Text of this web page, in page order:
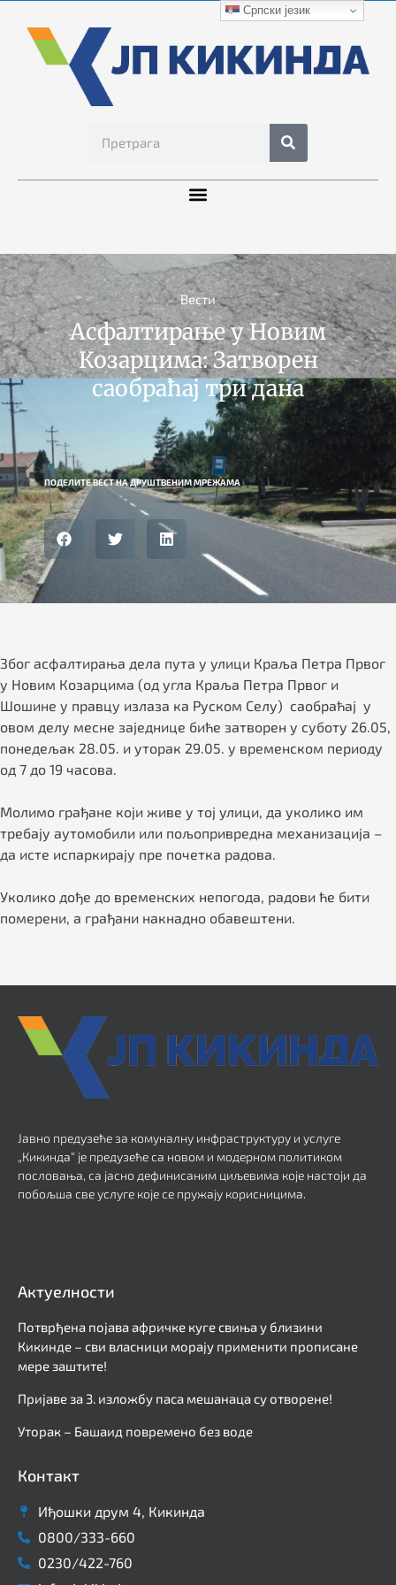
Вести
Асфалтирање у Новим
Козарцима: Затворен
саобраћај три дана
ПОДЕЛИТЕ ВЕСТ НА ДРУШТВЕНИМ МРЕЖАМА
Због асфалтирања дела пута у улици Краља Петра Првог
у Новим Козарцима (од угла Краља Петра Првог и
Шошине у правцу излаза ка Руском Селу) саобраћај у
овом делу месне заједнице биће затворен у суботу 26.05,
понедељак 28.05. и уторак 29.05. у временском периоду
од 7 до 19 часова.
Молимо грађане који живе у тој улици, да уколико им
требају аутомобили или пољопривредна механизација –
да исте испаркирају пре почетка радова.
Уколико дође до временских непогода, радови ће бити
померени, а грађани накнадно обавештени.
Јавно предузеће за комуналну инфраструктуру и услуге
„Кикинда“ је предузеће са новом и модерном политиком
пословања, са јасно дефинисаним циљевима које настоји да
побољша све услуге које се пружају корисницима.
Актуелности
Потврђена појава афричке куге свиња у близини
Кикинде – сви власници морају применити прописане
мере заштите!
Пријаве за 3. изложбу паса мешанаца су отворене!
Уторак – Башаид повремено без воде
Контакт
Иђошки друм 4, Кикинда
0800/333-660
0230/422-760
Српски језик